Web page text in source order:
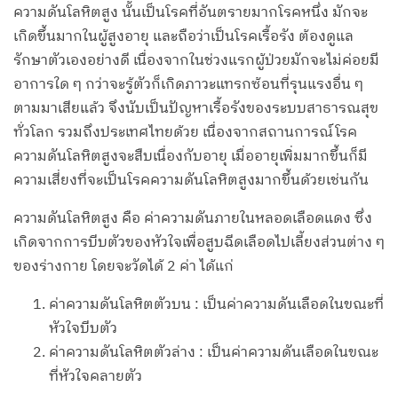
ความดันโลหิตสูง นั้นเป็นโรคที่อันตรายมากโรคหนึ่ง มักจะ
เกิดขึ้นมากในผู้สูงอายุ และถือว่าเป็นโรคเรื้อรัง ต้องดูแล
รักษาตัวเองอย่างดี เนื่องจากในช่วงแรกผู้ป่วยมักจะไม่ค่อยมี
อาการใด ๆ กว่าจะรู้ตัวก็เกิดภาวะแทรกซ้อนที่รุนแรงอื่น ๆ
ตามมาเสียแล้ว จึงนับเป็นปัญหาเรื้อรังของระบบสาธารณสุข
ทั่วโลก รวมถึงประเทศไทยด้วย เนื่องจากสถานการณ์โรค
ความดันโลหิตสูงจะสืบเนื่องกับอายุ เมื่ออายุเพิ่มมากขึ้นก็มี
ความเสี่ยงที่จะเป็นโรคความดันโลหิตสูงมากขึ้นด้วยเช่นกัน
ความดันโลหิตสูง คือ ค่าความดันภายในหลอดเลือดแดง ซึ่ง
เกิดจากการบีบตัวของหัวใจเพื่อสูบฉีดเลือดไปเลี้ยงส่วนต่าง ๆ
ของร่างกาย โดยจะวัดได้ 2 ค่า ได้แก่
ค่าความดันโลหิตตัวบน : เป็นค่าความดันเลือดในขณะที่
หัวใจบีบตัว
ค่าความดันโลหิตตัวล่าง : เป็นค่าความดันเลือดในขณะ
ที่หัวใจคลายตัว